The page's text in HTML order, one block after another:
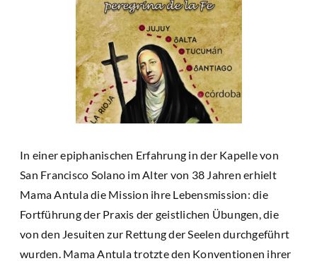
In einer epiphanischen Erfahrung in der Kapelle von
San Francisco Solano im Alter von 38 Jahren erhielt
Mama Antula die Mission ihre Lebensmission: die
Fortführung der Praxis der geistlichen Übungen, die
von den Jesuiten zur Rettung der Seelen durchgeführt
wurden. Mama Antula trotzte den Konventionen ihrer